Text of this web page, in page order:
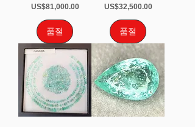
가격
US$81,000.00
품절
가격
US$32,500.00
품절